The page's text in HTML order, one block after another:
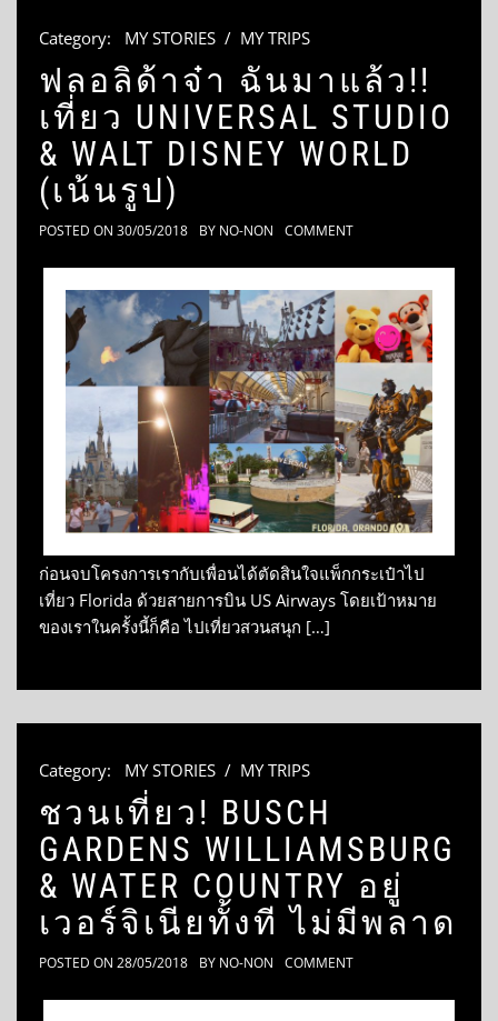
Category: MY STORIES / MY TRIPS
ฟลอลิด้าจ๋า ฉันมาแล้ว!!
เที่ยว UNIVERSAL STUDIO
& WALT DISNEY WORLD
(เน้นรูป)
POSTED ON 30/05/2018 BY NO-NON COMMENT
ก่อนจบโครงการเรากับเพื่อนได้ตัดสินใจแพ็กกระเป๋าไป
เที่ยว Florida ด้วยสายการบิน US Airways โดยเป้าหมาย
ของเราในครั้งนี้ก็คือ ไปเที่ยวสวนสนุก […]
Category: MY STORIES / MY TRIPS
ชวนเที่ยว! BUSCH
GARDENS WILLIAMSBURG
& WATER COUNTRY อยู่
เวอร์จิเนียทั้งที ไม่มีพลาด
POSTED ON 28/05/2018 BY NO-NON COMMENT